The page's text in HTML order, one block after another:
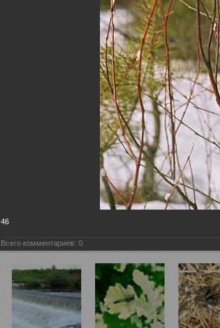
46
Всего комментариев: 0